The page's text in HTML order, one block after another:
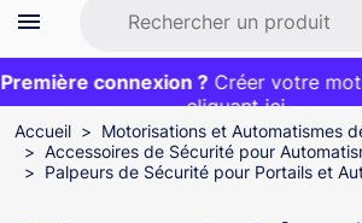
Première commande ?20€
et livraison 24/48h gratuite avec le
connexion ? Créer votre mot
cliquant ici
EXCLU WEB :
Accueil
Motorisations et Automatismes
Accessoires de Sécurité pour
Palpeurs de Sécurité pour Portails et